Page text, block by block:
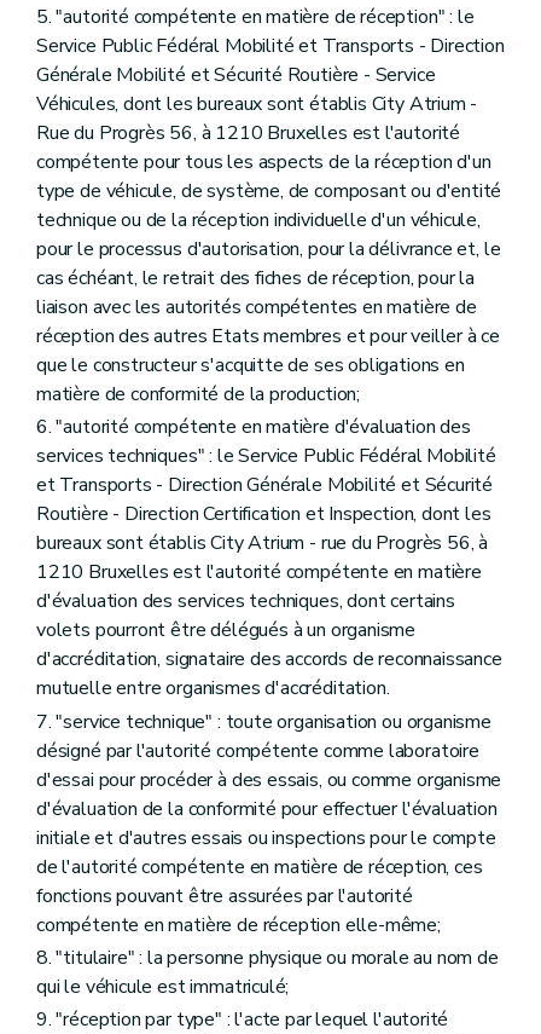
5. "autorité compétente en matière de réception" : le
Service Public Fédéral Mobilité et Transports - Direction
Générale Mobilité et Sécurité Routière - Service
Véhicules, dont les bureaux sont établis City Atrium -
Rue du Progrès 56, à 1210 Bruxelles est l'autorité
compétente pour tous les aspects de la réception d'un
type de véhicule, de système, de composant ou d'entité
technique ou de la réception individuelle d'un véhicule,
pour le processus d'autorisation, pour la délivrance et, le
cas échéant, le retrait des fiches de réception, pour la
liaison avec les autorités compétentes en matière de
réception des autres Etats membres et pour veiller à ce
que le constructeur s'acquitte de ses obligations en
matière de conformité de la production;
6. "autorité compétente en matière d'évaluation des
services techniques" : le Service Public Fédéral Mobilité
et Transports - Direction Générale Mobilité et Sécurité
Routière - Direction Certification et Inspection, dont les
bureaux sont établis City Atrium - rue du Progrès 56, à
1210 Bruxelles est l'autorité compétente en matière
d'évaluation des services techniques, dont certains
volets pourront être délégués à un organisme
d'accréditation, signataire des accords de reconnaissance
mutuelle entre organismes d'accréditation.
7. "service technique" : toute organisation ou organisme
désigné par l'autorité compétente comme laboratoire
d'essai pour procéder à des essais, ou comme organisme
d'évaluation de la conformité pour effectuer l'évaluation
initiale et d'autres essais ou inspections pour le compte
de l'autorité compétente en matière de réception, ces
fonctions pouvant être assurées par l'autorité
compétente en matière de réception elle-même;
8. "titulaire" : la personne physique ou morale au nom de
qui le véhicule est immatriculé;
9. "réception par type" : l'acte par lequel l'autorité